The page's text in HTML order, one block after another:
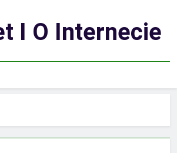
I O Internecie